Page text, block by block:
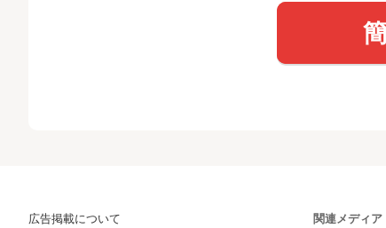
広告掲載について 関連メディア